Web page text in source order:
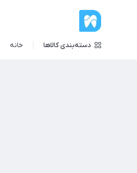
دسته‌بندی کالاها خانه